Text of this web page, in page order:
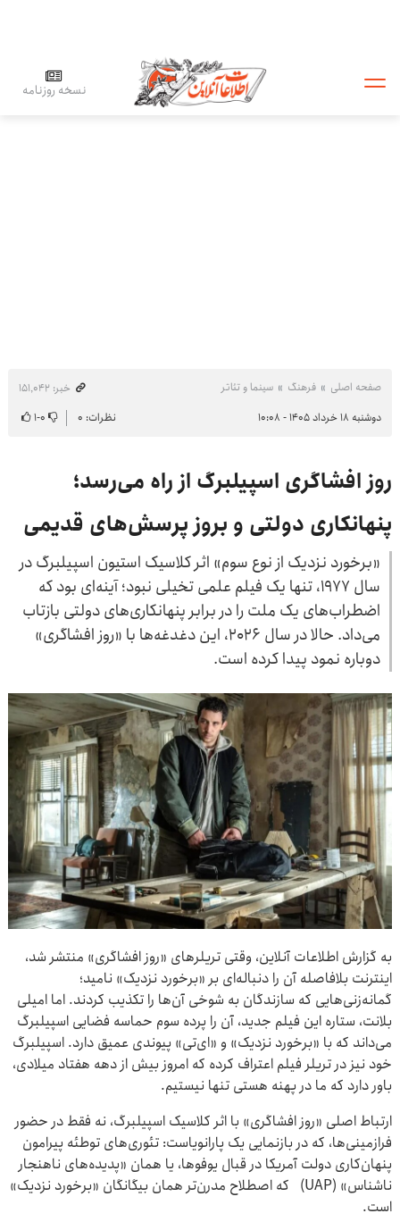
نسخه روزنامه
صفحه اصلی فرهنگ سینما و تئاتر
خبر: ۱۵۱٬۰۴۲
دوشنبه ۱۸ خرداد ۱۴۰۵ - ۱۰:۰۸
نظرات: ۰ ۰-۱
روز افشاگری اسپیلبرگ از راه می‌رسد؛
پنهانکاری دولتی و بروز پرسش‌های قدیمی
«برخورد نزدیک از نوع سوم» اثر کلاسیک استیون اسپیلبرگ در
سال ۱۹۷۷، تنها یک فیلم علمی تخیلی نبود؛ آینه‌ای بود که
اضطراب‌های یک ملت را در برابر پنهانکاری‌های دولتی بازتاب
می‌داد. حالا در سال ۲۰۲۶، این دغدغه‌ها با «روز افشاگری»
دوباره نمود پیدا کرده است.
به گزارش اطلاعات آنلاین، وقتی تریلرهای «روز افشاگری» منتشر شد،
اینترنت بلافاصله آن را دنباله‌ای بر «برخورد نزدیک» نامید؛
گمانه‌زنی‌هایی که سازندگان به شوخی آن‌ها را تکذیب کردند. اما امیلی
بلانت، ستاره این فیلم جدید، آن را پرده سوم حماسه فضایی اسپیلبرگ
می‌داند که با «برخورد نزدیک» و «ای‌تی» پیوندی عمیق دارد. اسپیلبرگ
خود نیز در تریلر فیلم اعتراف کرده که امروز بیش از دهه هفتاد میلادی،
باور دارد که ما در پهنه هستی تنها نیستیم.
ارتباط اصلی «روز افشاگری» با اثر کلاسیک اسپیلبرگ، نه فقط در حضور
فرازمینی‌ها، که در بازنمایی یک پارانویاست: تئوری‌های توطئه پیرامون
پنهان‌کاری دولت آمریکا در قبال یوفوها، یا همان «پدیده‌های ناهنجار
ناشناس» (UAP) که اصطلاح مدرن‌تر همان بیگانگان «برخورد نزدیک»
است.